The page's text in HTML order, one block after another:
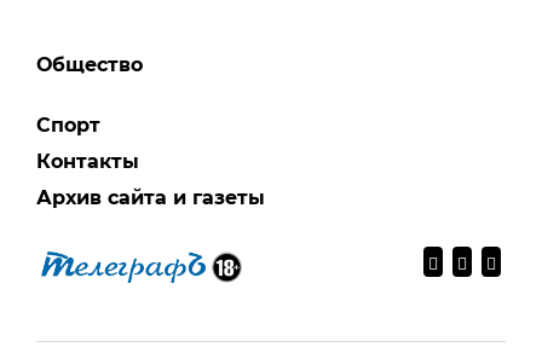
Общество
Спорт
Контакты
Архив сайта и газеты